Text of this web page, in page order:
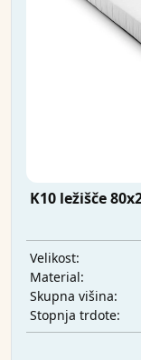
K10 ležišče
Velikost:
Material:
Skupna višina:
Stopnja trdote: